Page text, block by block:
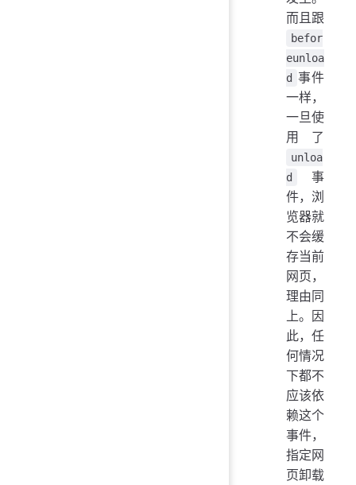
而且跟
befor
eunloa
d 事件
一样，
一旦使
用了
unloa
d
事
件，浏
览器就
不会缓
存当前
网页，
理由同
上。因
此，任
何情况
下都不
应该依
赖这个
事件，
指定网
页卸载